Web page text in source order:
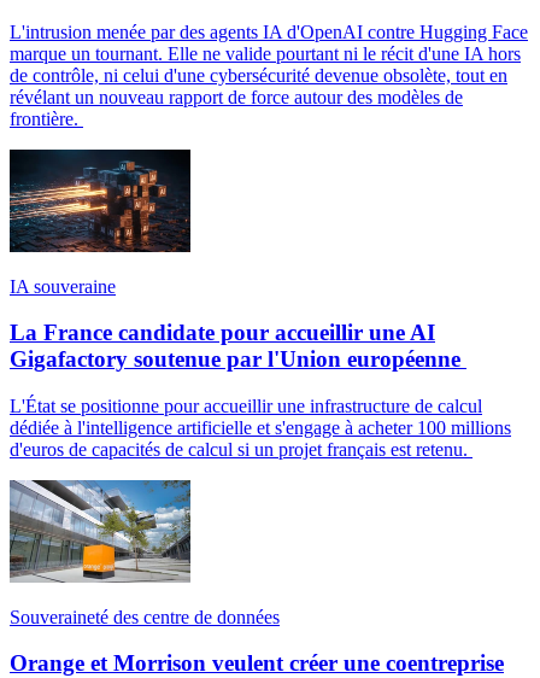
L'intrusion menée par des agents IA d'OpenAI contre Hugging Face
marque un tournant. Elle ne valide pourtant ni le récit d'une IA hors
de contrôle, ni celui d'une cybersécurité devenue obsolète, tout en
révélant un nouveau rapport de force autour des modèles de
frontière.
IA souveraine
La France candidate pour accueillir une AI
Gigafactory soutenue par l'Union européenne
L'État se positionne pour accueillir une infrastructure de calcul
dédiée à l'intelligence artificielle et s'engage à acheter 100 millions
d'euros de capacités de calcul si un projet français est retenu.
Souveraineté des centre de données
Orange et Morrison veulent créer une coentreprise